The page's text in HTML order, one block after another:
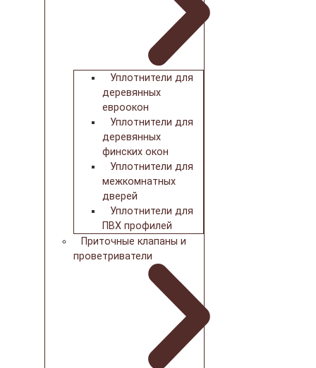
Уплотнители для
деревянных
евроокон
Уплотнители для
деревянных
финских окон
Уплотнители для
межкомнатных
дверей
Уплотнители для
ПВХ профилей
Приточные клапаны и
проветриватели